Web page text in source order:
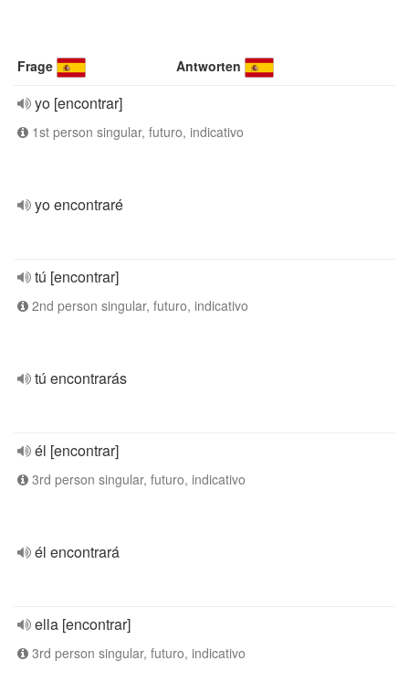
Frage Antworten
yo [encontrar]
1st person singular, futuro, indicativo
yo encontraré
tú [encontrar]
2nd person singular, futuro, indicativo
tú encontrarás
él [encontrar]
3rd person singular, futuro, indicativo
él encontrará
ella [encontrar]
3rd person singular, futuro, indicativo